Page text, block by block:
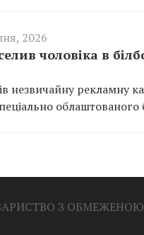
2026
чоловіка в
незвичайну рекламну
З ОБМЕЖЕНОЮ